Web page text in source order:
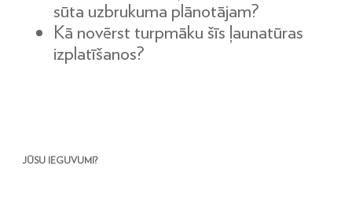
sūta uzbrukuma plānotājam?
Kā novērst turpmāku šīs ļaunatūras
izplatīšanos?
JŪSU IEGUVUMI?